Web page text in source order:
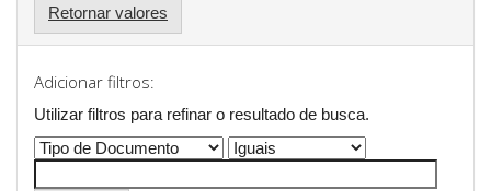
Retornar valores
Adicionar filtros:
Utilizar filtros para refinar o resultado de busca.